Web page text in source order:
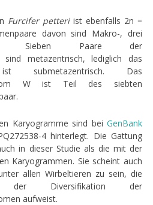
Furcifer petteriist ebenfalls 2n =
davon sind Makro-, drei
Sieben Paare der
sind metazentrisch, lediglich das
Das
W ist Teil des siebten
Karyogramme sind beiGenBank
4 hinterlegt. Die Gattung
in dieser Studie als die mit der
Karyogrammen. Sie scheint auch
allen Wirbeltieren zu sein, die
der Diversifikation der
aufweist.